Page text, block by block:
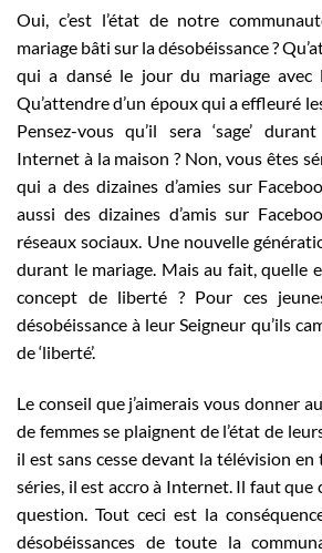
Oui, c’est l’état de notre
mariage bâti sur la désobéissance ?
qui a dansé le jour du mariage avec
Qu’attendre d’un époux qui a effleuré
Pensez-vous qu’il sera ‘sage’
Internet à la maison ? Non, vous êtes
qui a des dizaines d’amies sur
aussi des dizaines d’amis sur
réseaux sociaux. Une nouvelle
durant le mariage. Mais au fait, quelle
concept de liberté ? Pour ces
désobéissance à leur Seigneur qu’ils
de ‘liberté’.
Le conseil que j’aimerais vous donner
de femmes se plaignent de l’état de
il est sans cesse devant la télévision
séries, il est accro à Internet. Il faut que
question. Tout ceci est la
désobéissances de toute la